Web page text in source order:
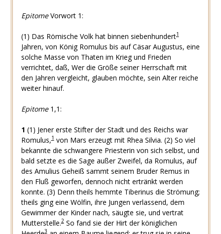
EpitomeVorwort 1:
(1) Das Römische Volk hat binnen siebenhundert1
Jahren, von König Romulus bis auf Cäsar Augustus, eine
solche Masse von Thaten im Krieg und Frieden
verrichtet, daß, Wer die Größe seiner Herrschaft mit
den Jahren vergleicht, glauben möchte, sein Alter reiche
weiter hinauf.
Epitome1,1:
1 (1) Jener erste Stifter der Stadt und des Reichs war
Romulus,1von Mars erzeugt mit Rhea Silvia. (2) So viel
bekannte die schwangere Priesterin von sich selbst, und
bald setzte es die Sage außer Zweifel, da Romulus, auf
des Amulius Geheiß sammt seinem Bruder Remus in
den Fluß geworfen, dennoch nicht ertränkt werden
konnte. (3) Denn theils hemmte Tiberinus die Strömung;
theils ging eine Wölfin, ihre Jungen verlassend, dem
Gewimmer der Kinder nach, säugte sie, und vertrat
Mutterstelle.2So fand sie der Hirt der königlichen
3